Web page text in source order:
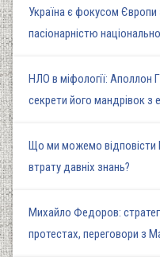
Україна є фокусом
пасіонарністю
НЛО в міфології: Аполлон
секрети його мандрівок з
Що ми можемо відповісти
втрату давніх знань?
Михайло Федоров:
протестах, переговори з